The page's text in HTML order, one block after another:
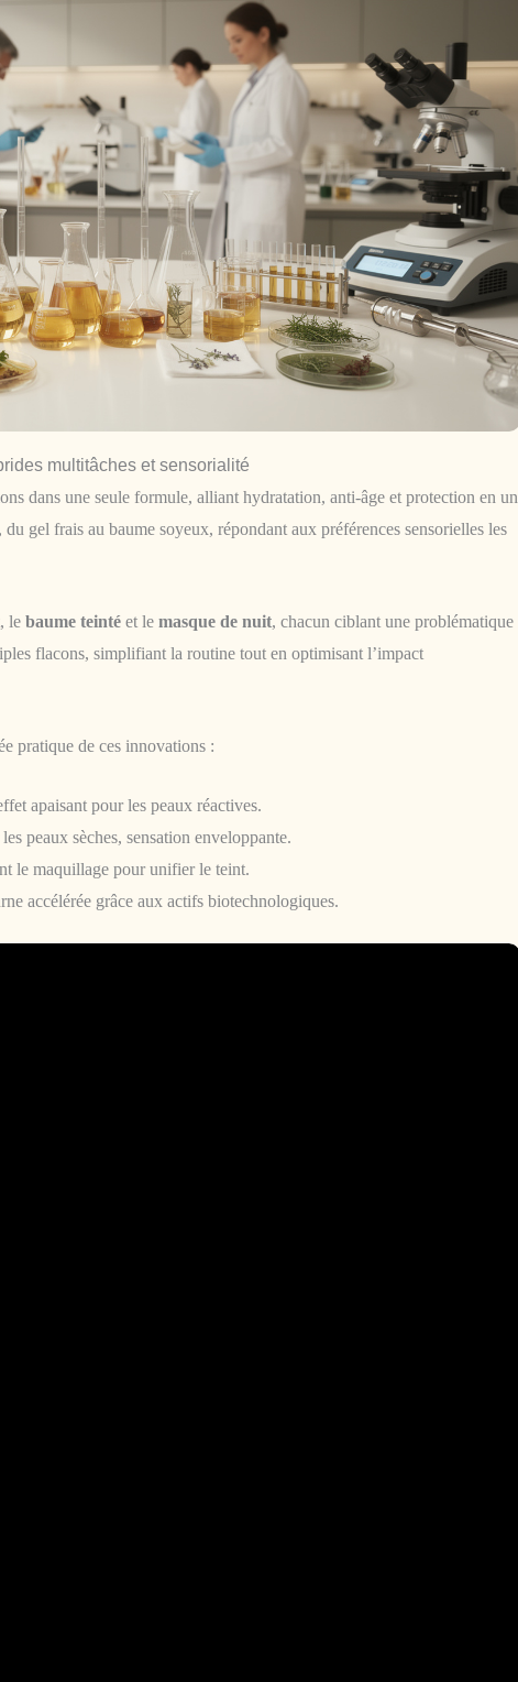
multitâches et sensorialité
dans une seule formule, alliant hydratation, anti-âge et protection en un
du gel frais au baume soyeux, répondant aux préférences sensorielles les
, le baume teinté et le masque de nuit, chacun ciblant une problématique
flacons, simplifiant la routine tout en optimisant l’impact
pratique de ces innovations :
apaisant pour les peaux réactives.
peaux sèches, sensation enveloppante.
le maquillage pour unifier le teint.
accélérée grâce aux actifs biotechnologiques.